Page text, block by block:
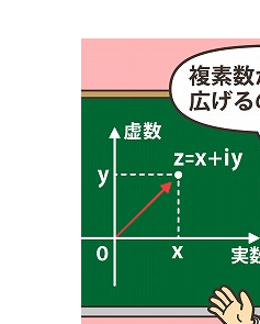
総合型選抜・学校推薦型選抜 募
大学・短大以外の資料から請求
専門学校の資料請求
留学・進学関連、塾・予備校